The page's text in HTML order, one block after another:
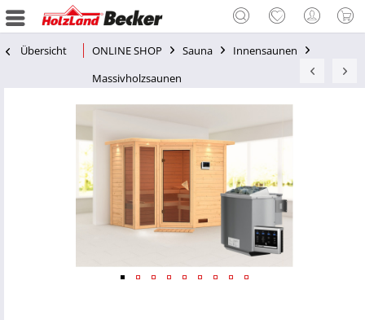
Übersicht ONLINE SHOP Sauna
Innensaunen
Massivholzsaunen